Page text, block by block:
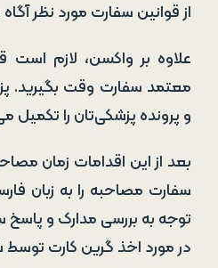
از قوانین سفارت مورد نظر
علاوه بر واکسن، لازم است
معتمد سفارت وقت بگیرید.
و پرونده پزشکی‌تان را تکمیل
بعد از این اقدامات زمان
سفارت مصاحبه را به زبان
توجه به بررسی مدارک و پاسخ
در مورد اخذ گرین کارت